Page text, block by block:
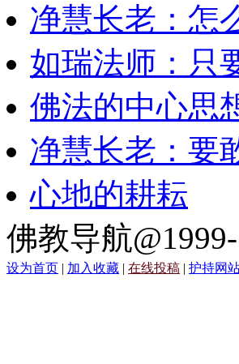
净慧长老：怎
如瑞法师：只
佛法的中心思
净慧长老：要
心地的耕耘
佛教导航
设为首页 | 加入收藏 | 在线投稿 | 护持网